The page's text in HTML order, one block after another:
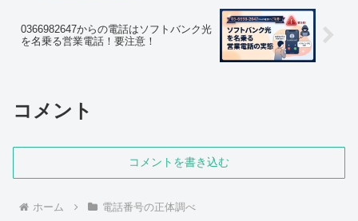
0366982647からの電話はソフトバンク光
を名乗る営業電話！要注意！
コメント
コメントを書き込む
ホーム 電話番号の正体調べ